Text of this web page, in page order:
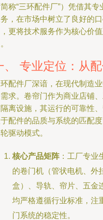
称“三环配件厂”）凭借其
，在市场中树立了良好的
更将技术服务作为核心价
、 专业定位：从
配件厂深谙，在现代制造
求。卷帘门作为商业店铺
离设施，其运行的可靠性
配件的品质与系统的匹配
驱动模式。
核心产品矩阵：工厂专业
的卷门机（管状电机、外
盒）、导轨、帘片、五金
均严格遵循行业标准，注
门系统的稳定性。